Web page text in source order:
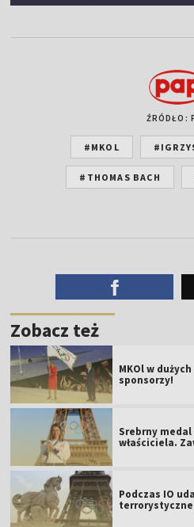
ŹRÓDŁO:
#MKOL
#THOMAS BACH
Zobacz też
MKOl w
sponsorzy!
Srebrny
właściciela.
Podczas IO